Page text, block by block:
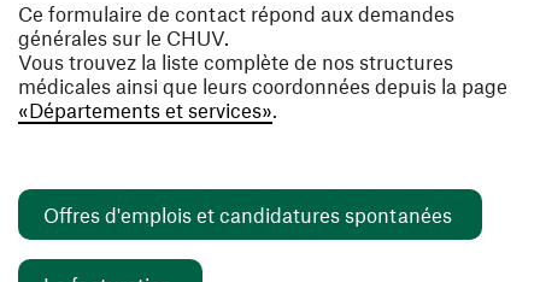
Ce formulaire de contact répond aux demandes
générales sur le CHUV.
Vous trouvez la liste complète de nos structures
médicales ainsi que leurs coordonnées depuis la page
«Départements et services».
Offres d'emplois et candidatures spontanées